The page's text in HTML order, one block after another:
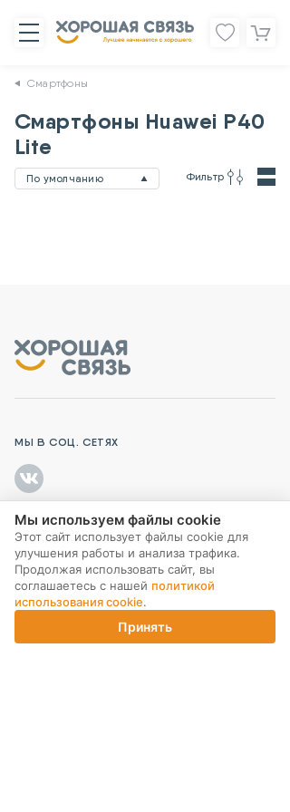
Смартфоны
Смартфоны Huawei P40
Lite
По умолчанию Фильтр
Корзина
ИНТЕРНЕТ-МАГАЗИН
МЫ В СОЦ. СЕТЯХ
ПОДПИСКА НА РАССЫЛКУ
Мы используем файлы cookie
Этот сайт использует файлы cookie для
улучшения работы и анализа трафика.
Продолжая использовать сайт, вы
соглашаетесь с нашей политикой
использования cookie.
Принять